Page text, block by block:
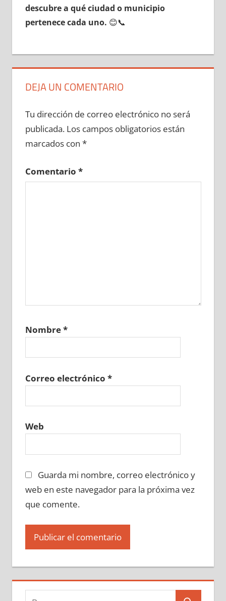
descubre а qué ciudad ο municipio
pertenece cada uno. 😊📞
DEJA UN COMENTARIO
Tu dirección de correo electrónico no será
publicada. Los campos obligatorios están
marcados con *
Comentario *
Nombre*
Correo electrónico *
Web
Guarda mi nombre, correo electrónico y
web en este navegador para la próxima vez
que comente.